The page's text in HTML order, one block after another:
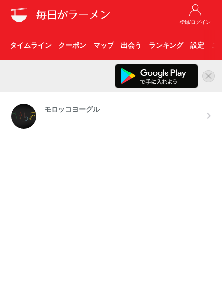
登録/ログイン
タイムライン クーポン マップ 出会う ランキング 設定 こ
モロッコヨーグル